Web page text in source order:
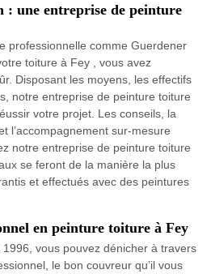
: une entreprise de peinture
professionnelle comme Guerdener
toiture à Fey , vous avez
Disposant les moyens, les effectifs
notre entreprise de peinture toiture
votre projet. Les conseils, la
l’accompagnement sur-mesure
notre entreprise de peinture toiture
se feront de la manière la plus
et effectués avec des peintures
en peinture toiture à Fey
vous pouvez dénicher à travers
le bon couvreur qu’il vous